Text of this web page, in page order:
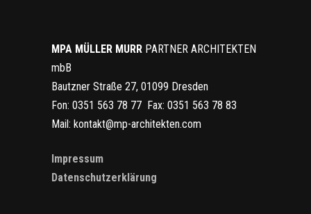
MPA MÜLLER MURR PARTNER ARCHITEKTEN
mbB
Bautzner Straße 27, 01099 Dresden
Fon: 0351 563 78 77 Fax: 0351 563 78 83
Mail: kontakt@mp-architekten.com
Impressum
Datenschutzerklärung